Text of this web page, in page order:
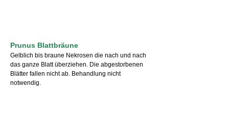
Prunus Blattbräune
Gelblich bis braune Nekrosen die nach und nach
das ganze Blatt überziehen. Die abgestorbenen
Blätter fallen nicht ab. Behandlung nicht
notwendig.